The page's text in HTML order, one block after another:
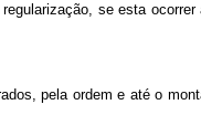
se esta ocorrer
pela ordem e até o